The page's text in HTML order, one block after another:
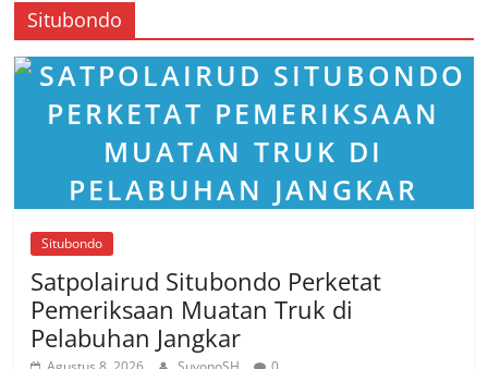
Situbondo
Situbondo
Satpolairud Situbondo Perketat
Pemeriksaan Muatan Truk di
Pelabuhan Jangkar